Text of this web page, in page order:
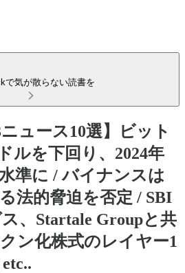
で気が散らない読書を
ニュース10選】ビット
ルを下回り、2024年
準に / バイナンスは
法的脅迫を否定 / SBI
、Startale Groupと共
ン化株式のレイヤー1